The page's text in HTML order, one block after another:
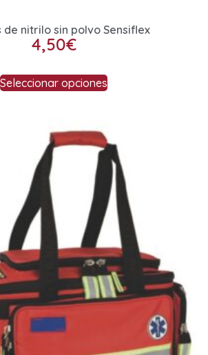
de nitrilo sin polvo Sensiflex
4,50€
Seleccionar opciones